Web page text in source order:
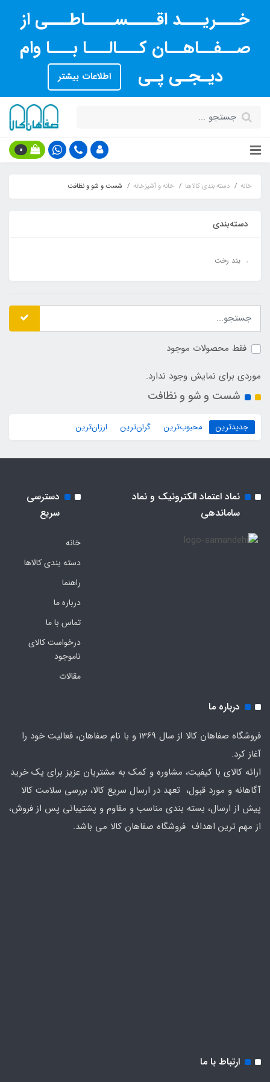
خـــریـــد اقــــســــاطـــی از
صــفــاهــان کـــالـــا بـــا وام
دیـجـی پـی
اطلاعات بیشتر
0
خانه دسته بندی کالاها خانه و آشپزخانه شست و شو و نظافت
دسته‌بندی
بند رخت
فقط محصولات موجود
موردی برای نمایش وجود ندارد.
شست و شو و نظافت
جدیدترین محبوب‌ترین گران‌ترین ارزان‌ترین
نماد اعتماد الکترونیک و نماد
ساماندهی
دسترسی
سریع
خانه
دسته بندی کالاها
راهنما
درباره ما
تماس با ما
درخواست کالای
ناموجود
مقالات
درباره ما
فروشگاه صفاهان کالا از سال 1369 و با نام صفاهان، فعالیت خود را
آغاز کرد.
ارائه کالای با کیفیت، مشاوره و کمک به مشتریان عزیز برای یک خرید
آگاهانه و مورد قبول، تعهد در ارسال سریع کالا، بررسی سلامت کالا
پیش از ارسال، بسته بندی مناسب و مقاوم و پشتیبانی پس از فروش،
از مهم ترین اهداف فروشگاه صفاهان کالا می باشد.
ارتباط با ما